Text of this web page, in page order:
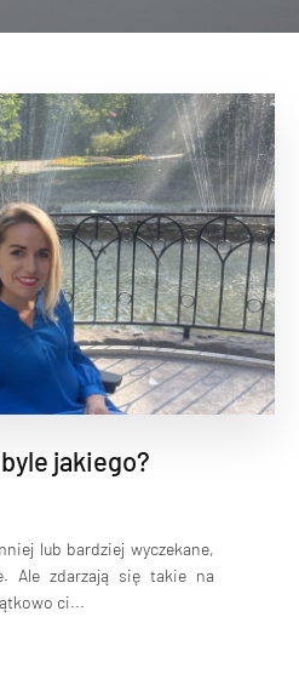
jakiego?
lub bardziej wyczekane,
Ale zdarzają się takie na
ci...